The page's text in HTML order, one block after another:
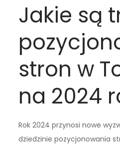
Jakie są
stron w
na 2024
Rok 2024 przynosi nowe
dziedzinie pozycjonowania